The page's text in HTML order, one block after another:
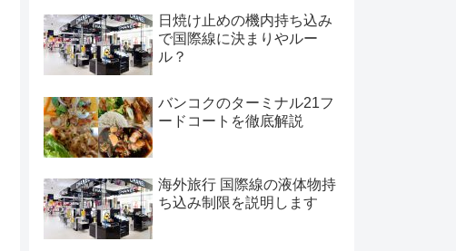
日焼け止めの機内持ち込み
で国際線に決まりやルー
ル？
バンコクのターミナル21フ
ードコートを徹底解説
海外旅行 国際線の液体物持
ち込み制限を説明します